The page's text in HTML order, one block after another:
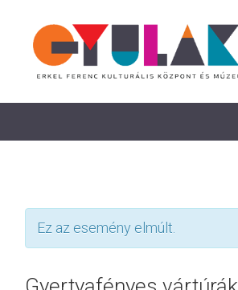
Ez az esemény elmúlt.